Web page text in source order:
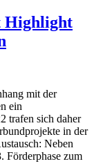
Highlight
mit der
ein
trafen sich daher
in der
Neben
Förderphase zum